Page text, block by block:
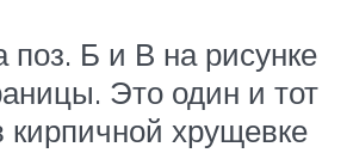
поз. Б и В на рисунке
Это один и тот
кирпичной хрущевке